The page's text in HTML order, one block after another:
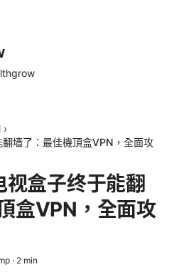
›
墙了：最佳機頂盒VPN，全面攻
盒子终于能翻
盒VPN，全面攻
· 2 min